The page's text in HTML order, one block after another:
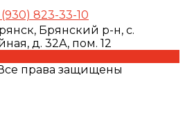
(930) 823-33-10
Брянский р-н, с.
д. 32А, пом. 12
права защищены